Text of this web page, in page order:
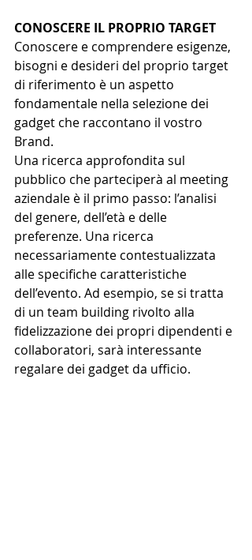
CONOSCERE IL PROPRIO TARGET
Conoscere e comprendere esigenze,
bisogni e desideri del proprio target
di riferimento è un aspetto
fondamentale nella selezione dei
gadget che raccontano il vostro
Brand.
Una ricerca approfondita sul
pubblico che parteciperà al meeting
aziendale è il primo passo: l’analisi
del genere, dell’età e delle
preferenze. Una ricerca
necessariamente contestualizzata
alle specifiche caratteristiche
dell’evento. Ad esempio, se si tratta
di un team building rivolto alla
fidelizzazione dei propri dipendenti e
collaboratori, sarà interessante
regalare dei gadget da ufficio.